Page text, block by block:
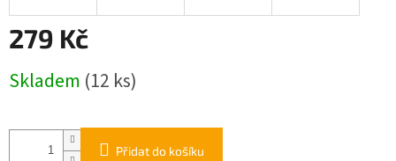
279 Kč
cena:
Skladem (12 ks)
Přidat do košíku